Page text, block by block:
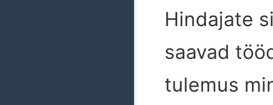
Hindajate
saavad
tulemus